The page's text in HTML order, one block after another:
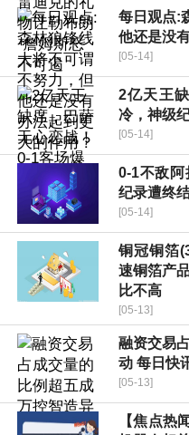
每日观点:
他还是没
[05-14]
2亿天王
冷，神级
[05-14]
0-1不敌
纪录遭终
[05-14]
铜冠铜箔
速铜箔产
比不高
[05-13]
融资交易
动 每日快
[05-13]
【焦点热